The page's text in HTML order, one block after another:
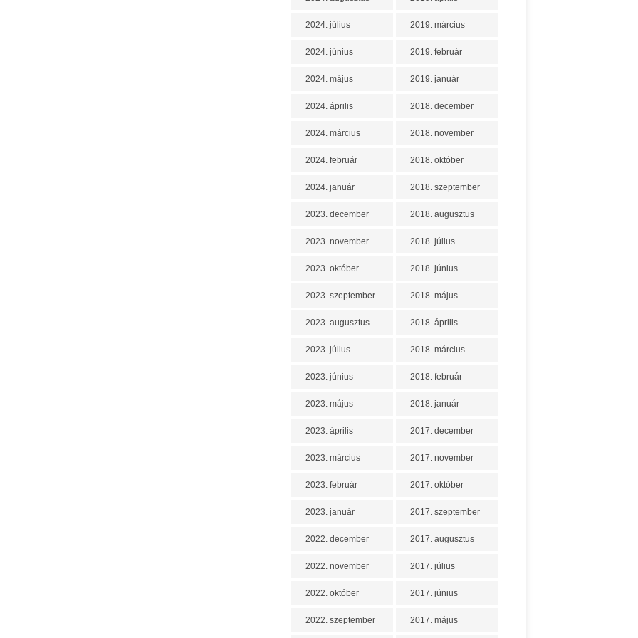
2024. július
2024. június
2024. május
2024. április
2024. március
2024. február
2024. január
2023. december
2023. november
2023. október
2023. szeptember
2023. augusztus
2023. július
2023. június
2023. május
2023. április
2023. március
2023. február
2023. január
2022. december
2022. november
2022. október
2022. szeptember
2019. március
2019. február
2019. január
2018. december
2018. november
2018. október
2018. szeptember
2018. augusztus
2018. július
2018. június
2018. május
2018. április
2018. március
2018. február
2018. január
2017. december
2017. november
2017. október
2017. szeptember
2017. augusztus
2017. július
2017. június
2017. május